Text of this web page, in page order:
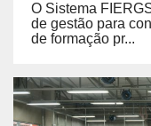
O Sistema
de gestão para
de formação pr...